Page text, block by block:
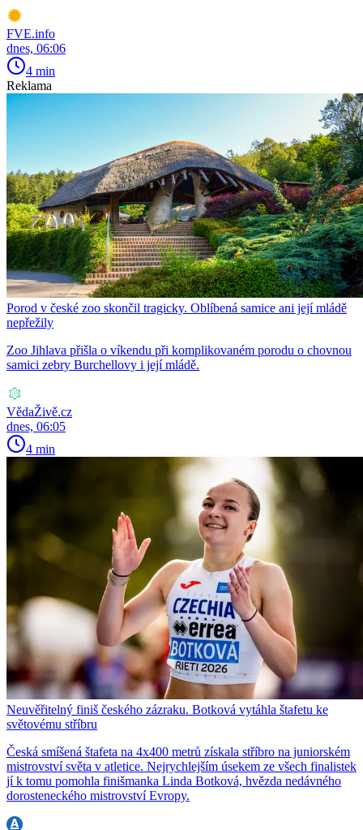
FVE.info
dnes, 06:06
4 min
Reklama
Porod v české zoo skončil tragicky. Oblíbená samice ani její mládě
nepřežily
Zoo Jihlava přišla o víkendu při komplikovaném porodu o chovnou
samici zebry Burchellovy i její mládě.
VědaŽivě.cz
dnes, 06:05
4 min
Neuvěřitelný finiš českého zázraku. Botková vytáhla štafetu ke
světovému stříbru
Česká smíšená štafeta na 4x400 metrů získala stříbro na juniorském
mistrovství světa v atletice. Nejrychlejším úsekem ze všech finalistek
jí k tomu pomohla finišmanka Linda Botková, hvězda nedávného
dorosteneckého mistrovství Evropy.